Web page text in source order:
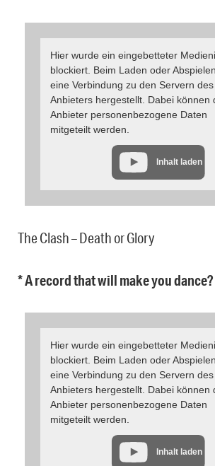
Hier wurde ein eingebetteter
blockiert. Beim Laden oder
eine Verbindung zu den Servern des
Anbieters hergestellt. Dabei können
Anbieter personenbezogene Daten
mitgeteilt werden.
Inhalt laden
The Clash – Death or Glory
* A record that will make you dance?
Hier wurde ein eingebetteter
blockiert. Beim Laden oder
eine Verbindung zu den Servern des
Anbieters hergestellt. Dabei können
Anbieter personenbezogene Daten
mitgeteilt werden.
Inhalt laden